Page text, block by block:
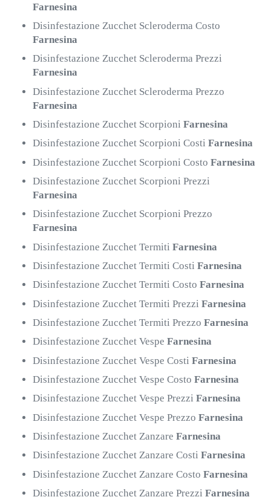
Farnesina
Disinfestazione Zucchet Scleroderma Costo
Farnesina
Disinfestazione Zucchet Scleroderma Prezzi
Farnesina
Disinfestazione Zucchet Scleroderma Prezzo
Farnesina
Disinfestazione Zucchet ScorpioniFarnesina
Disinfestazione Zucchet Scorpioni CostiFarnesina
Disinfestazione Zucchet Scorpioni CostoFarnesina
Disinfestazione Zucchet Scorpioni Prezzi
Farnesina
Disinfestazione Zucchet Scorpioni Prezzo
Farnesina
Disinfestazione Zucchet TermitiFarnesina
Disinfestazione Zucchet Termiti CostiFarnesina
Disinfestazione Zucchet Termiti CostoFarnesina
Disinfestazione Zucchet Termiti PrezziFarnesina
Disinfestazione Zucchet Termiti PrezzoFarnesina
Disinfestazione Zucchet VespeFarnesina
Disinfestazione Zucchet Vespe CostiFarnesina
Disinfestazione Zucchet Vespe CostoFarnesina
Disinfestazione Zucchet Vespe PrezziFarnesina
Disinfestazione Zucchet Vespe PrezzoFarnesina
Disinfestazione Zucchet ZanzareFarnesina
Disinfestazione Zucchet Zanzare CostiFarnesina
Disinfestazione Zucchet Zanzare CostoFarnesina
Disinfestazione Zucchet Zanzare PrezziFarnesina